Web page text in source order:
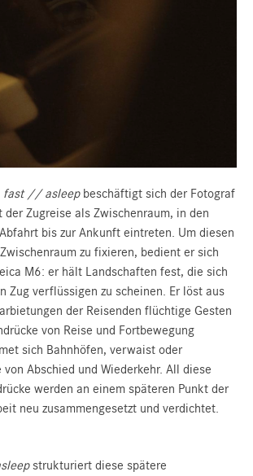
fast // asleepbeschäftigt sich der Fotograf
der Zugreise als Zwischenraum, in den
bis zur Ankunft eintreten. Um diesen
zu fixieren, bedient er sich
M6: er hält Landschaften fest, die sich
Zug verflüssigen zu scheinen. Er löst aus
der Reisenden flüchtige Gesten
von Reise und Fortbewegung
sich Bahnhöfen, verwaist oder
Abschied und Wiederkehr. All diese
werden an einem späteren Punkt der
neu zusammengesetzt und verdichtet.
strukturiert diese spätere